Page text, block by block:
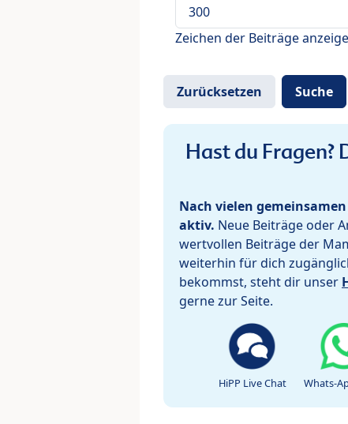
Zeichen der Beiträge
Hast du Fragen?
Nach vielen
aktiv. Neue Beiträge oder
wertvollen Beiträge der
weiterhin für dich
bekommst, steht dir unser
gerne zur Seite.
HiPP Live Chat Whats-